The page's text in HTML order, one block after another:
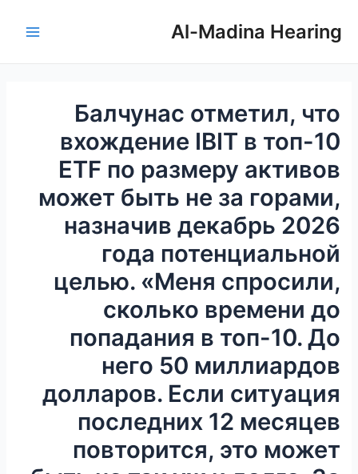
المحتوى
Al-Madina Hearing
Балчунас отметил, что
вхождение IBIT в топ-10
ETF по размеру активов
может быть не за горами,
назначив декабрь 2026
года потенциальной
целью. «Меня спросили,
сколько времени до
попадания в топ-10. До
него 50 миллиардов
долларов. Если ситуация
последних 12 месяцев
повторится, это может
المقالات